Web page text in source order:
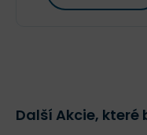
Další Akcie,